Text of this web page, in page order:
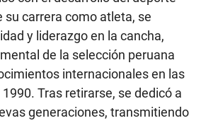
su carrera como atleta, se
y liderazgo en la cancha,
de la selección peruana
internacionales en las
Tras retirarse, se dedicó a
generaciones, transmitiendo